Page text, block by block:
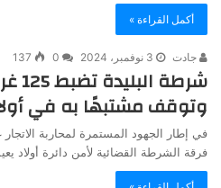
أكمل القراءة »
جادت 3 نوفمبر، 2024 0
137
وتوقف مشتبهًا به في
في إطار الجهود المستمرة لمحاربة
فرقة الشرطة القضائية لأمن دائرة أولاد